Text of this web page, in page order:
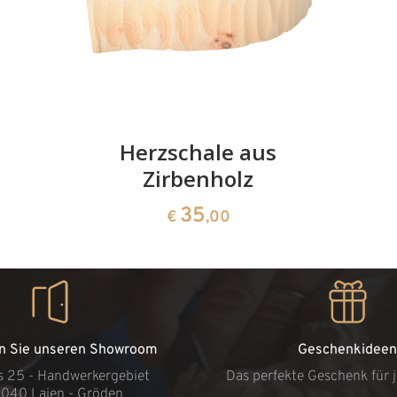
Herzschale aus
Zirbenholz
€ 35,00
Sie unseren Showroom
25 - Handwerkergebiet
Geschenkideen
Das perfekte Geschenk für